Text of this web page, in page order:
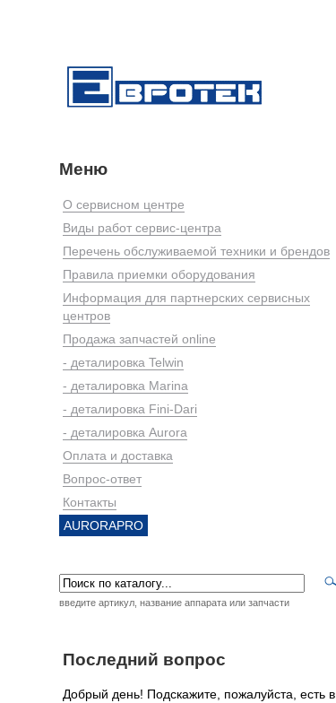
Меню
О сервисном центре
Виды работ сервис-центра
Перечень обслуживаемой техники и брендов
Правила приемки оборудования
Информация для партнерских сервисных
центров
Продажа запчастей online
- деталировка Telwin
- деталировка Marina
- деталировка Fini-Dari
- деталировка Aurora
Оплата и доставка
Вопрос-ответ
Контакты
AURORAPRO
введите артикул, название аппарата или запчасти
Последний вопрос
Добрый день! Подскажите, пожалуйста, есть в